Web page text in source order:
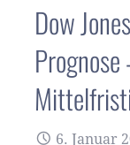
Dow
6. Januar